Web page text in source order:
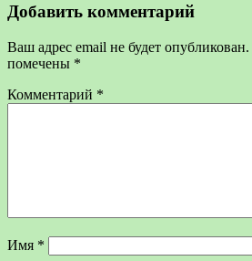
Добавить комментарий
Ваш адрес email не будет опубликован.
помечены *
Комментарий *
Имя *